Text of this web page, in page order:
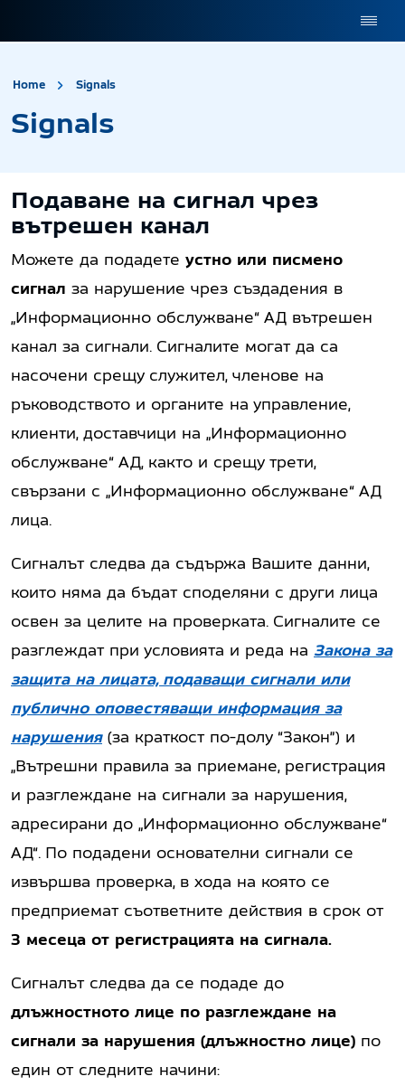
Home Signals
Signals
Подаване на сигнал чрез
вътрешен канал
Можете да подадете устно или писмено
сигнал за нарушение чрез създадения в
„Информационно обслужване“ АД вътрешен
канал за сигнали. Сигналите могат да са
насочени срещу служител, членове на
ръководството и органите на управление,
клиенти, доставчици на „Информационно
обслужване“ АД, както и срещу трети,
свързани с „Информационно обслужване“ АД
лица.
Сигналът следва да съдържа Вашите данни,
които няма да бъдат споделяни с други лица
освен за целите на проверката. Сигналите се
разглеждат при условията и реда на Закона за
защита на лицата, подаващи сигнали или
публично оповестяващи информация за
нарушения(за краткост по-долу “Закон”) и
„Вътрешни правила за приемане, регистрация
и разглеждане на сигнали за нарушения,
адресирани до „Информационно обслужване“
АД“. По подадени основателни сигнали се
извършва проверка, в хода на която се
предприемат съответните действия в срок от
3 месеца от регистрацията на сигнала.
Сигналът следва да се подаде до
длъжностното лице по разглеждане на
сигнали за нарушения (длъжностно лице) по
един от следните начини: